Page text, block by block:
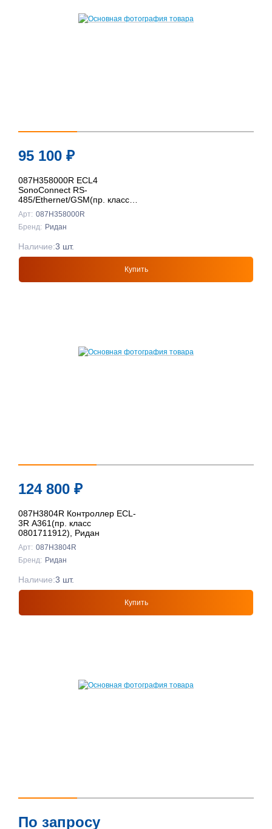
95 100 ₽
087H358000R ECL4
SonoConnect RS-
485/Ethernet/GSM(пр. класс
0801708016), Ридан
Арт: 087H358000R
Бренд: Ридан
Купить
Наличие:3 шт.
124 800 ₽
087H3804R Контроллер ECL-
3R A361(пр. класс
0801711912), Ридан
Арт: 087H3804R
Бренд: Ридан
Купить
Наличие:3 шт.
По запросу